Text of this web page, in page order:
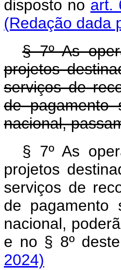
disposto no art.
(Redação dada
§ 7º As
projetos
serviços de
de pagamento
nacional,
§ 7º As
projetos
serviços de
de pagamento
nacional,
e no § 8º
2024)